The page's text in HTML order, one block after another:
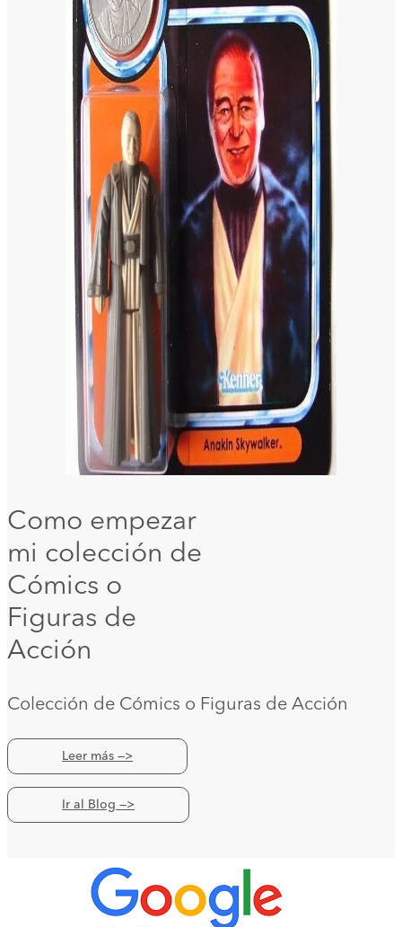
Como empezar
mi colección de
Cómics o
Figuras de
Acción
Colección de Cómics o Figuras de Acción
Leer más —>
Ir al Blog —>